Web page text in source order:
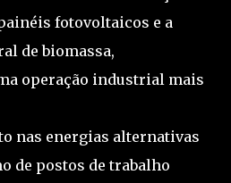
fotovoltaicos e a
de biomassa,
operação industrial mais
nas energias alternativas
de postos de trabalho